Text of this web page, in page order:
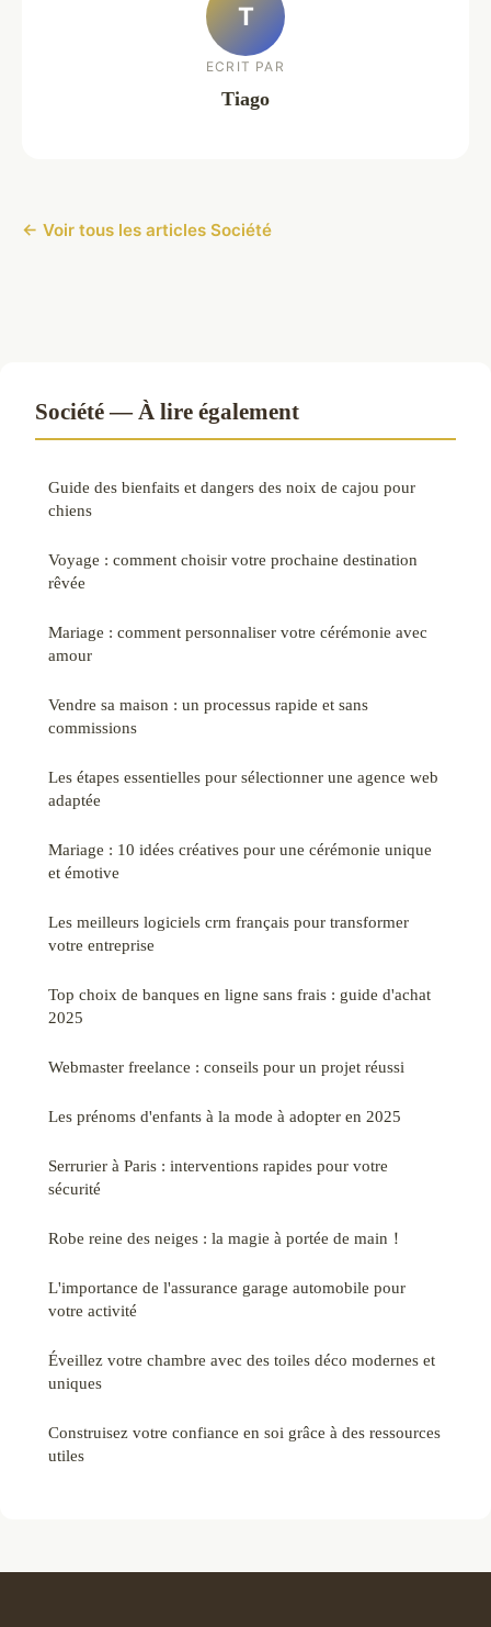
T
ECRIT PAR
Tiago
← Voir tous les articles Société
Société — À lire également
Guide des bienfaits et dangers des noix de cajou pour
chiens
Voyage : comment choisir votre prochaine destination
rêvée
Mariage : comment personnaliser votre cérémonie avec
amour
Vendre sa maison : un processus rapide et sans
commissions
Les étapes essentielles pour sélectionner une agence web
adaptée
Mariage : 10 idées créatives pour une cérémonie unique
et émotive
Les meilleurs logiciels crm français pour transformer
votre entreprise
Top choix de banques en ligne sans frais : guide d'achat
2025
Webmaster freelance : conseils pour un projet réussi
Les prénoms d'enfants à la mode à adopter en 2025
Serrurier à Paris : interventions rapides pour votre
sécurité
Robe reine des neiges : la magie à portée de main！
L'importance de l'assurance garage automobile pour
votre activité
Éveillez votre chambre avec des toiles déco modernes et
uniques
Construisez votre confiance en soi grâce à des ressources
utiles